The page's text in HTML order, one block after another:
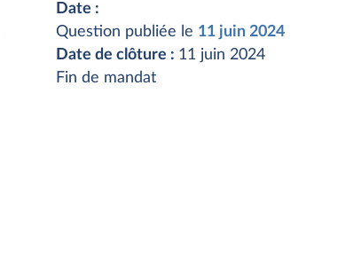
Date :
Question publiée le 11 juin 2024
Date de clôture : 11 juin 2024
Fin de mandat